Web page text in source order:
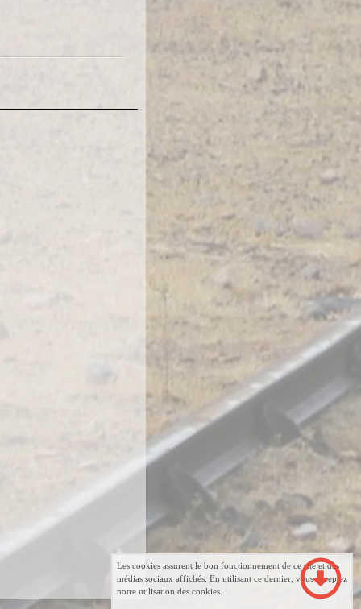
Les cookies assurent le bon fonctionnement de ce site et des
médias sociaux affichés. En utilisant ce dernier, vous acceptez
notre utilisation des cookies.